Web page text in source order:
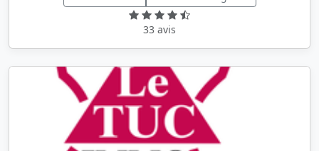
33 avis